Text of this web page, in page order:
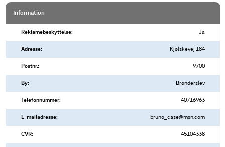
Information
Reklamebeskyttelse: Ja
Adresse: Kjølskevej 184
Postnr.: 9700
By: Brønderslev
Telefonnummer: 40716963
E-mailadresse: bruno_case@msn.com
CVR: 45104338